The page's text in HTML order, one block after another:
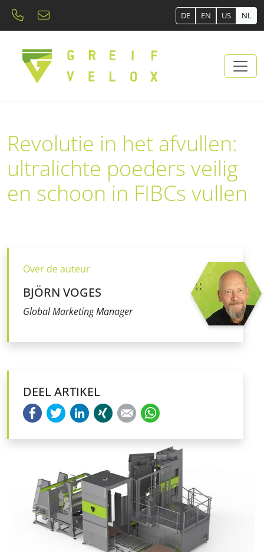
DE EN US NL
Revolutie in het afvullen:
ultralichte poeders veilig
en schoon in FIBCs vullen
Over de auteur
BJÖRN VOGES
Global Marketing Manager
DEEL ARTIKEL
FacebookTwitterLinkedIn
Xing E-mail